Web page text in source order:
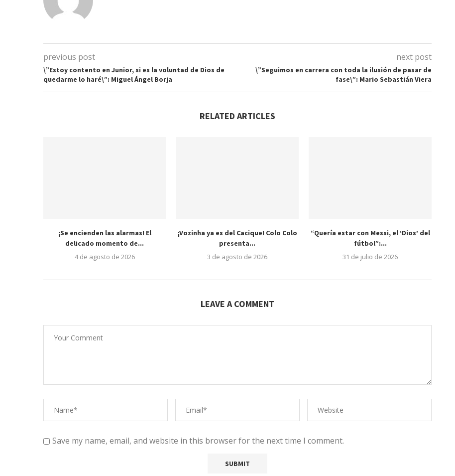
previous post
\”Estoy contento en Junior, si es la voluntad de Dios de
quedarme lo haré\”: Miguel Ángel Borja
next post
\”Seguimos en carrera con toda la ilusión de pasar de
fase\”: Mario Sebastián Viera
RELATED ARTICLES
¡Se encienden las alarmas! El
delicado momento de...
4 de agosto de 2026
¡Vozinha ya es del Cacique! Colo Colo
presenta...
3 de agosto de 2026
“Quería estar con Messi, el ‘Dios’ del
fútbol”:...
31 de julio de 2026
LEAVE A COMMENT
Save my name, email, and website in this browser for the next time I comment.